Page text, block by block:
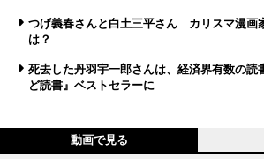
つげ義春さんと白土三平さん カリスマ漫画
は？
死去した丹羽宇一郎さんは、経済界有数の
ど読書』ベストセラーに
動画で見る